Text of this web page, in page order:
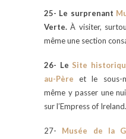
25- Le surprenant
Verte.À visiter,
même une section
26- Le Site
au-Père et le sous-
même y passer une
sur l’Empress of Ireland.
27- Musée de la